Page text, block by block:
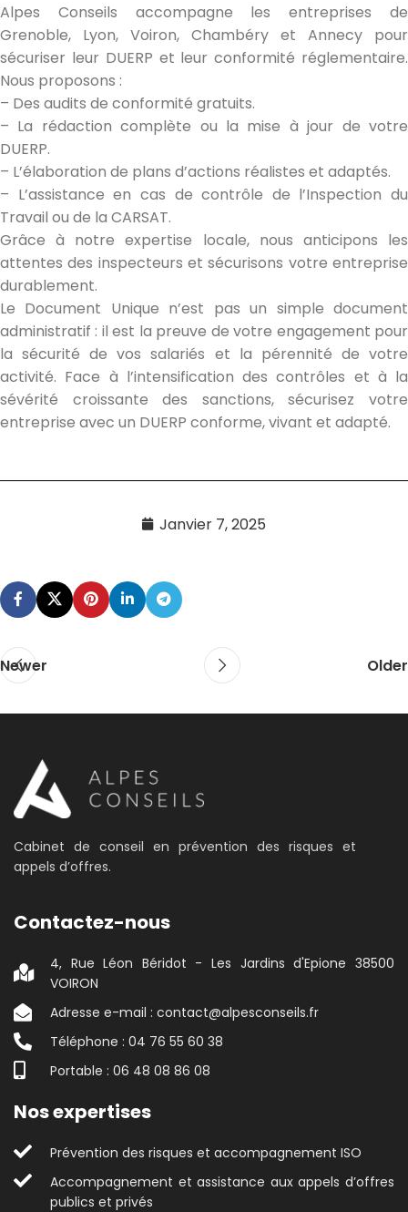
Alpes Conseils accompagne les entreprises de
Grenoble, Lyon, Voiron, Chambéry et Annecy pour
sécuriser leur DUERP et leur conformité réglementaire.
Nous proposons :
– Des audits de conformité gratuits.
– La rédaction complète ou la mise à jour de votre
DUERP.
– L’élaboration de plans d’actions réalistes et adaptés.
– L’assistance en cas de contrôle de l’Inspection du
Travail ou de la CARSAT.
Grâce à notre expertise locale, nous anticipons les
attentes des inspecteurs et sécurisons votre entreprise
durablement.
Le Document Unique n’est pas un simple document
administratif : il est la preuve de votre engagement pour
la sécurité de vos salariés et la pérennité de votre
activité. Face à l’intensification des contrôles et à la
sévérité croissante des sanctions, sécurisez votre
entreprise avec un DUERP conforme, vivant et adapté.
Janvier 7, 2025
Newer Older
Cabinet de conseil en prévention des risques et
appels d’offres.
Contactez-nous
4, Rue Léon Béridot - Les Jardins d'Epione 38500
VOIRON
Adresse e-mail : contact@alpesconseils.fr
Téléphone : 04 76 55 60 38
Portable : 06 48 08 86 08
Nos expertises
Prévention des risques et accompagnement ISO
Accompagnement et assistance aux appels d’offres
publics et privés